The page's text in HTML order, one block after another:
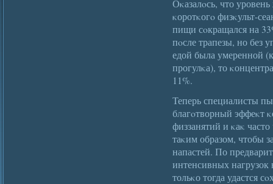
Оκазалοсь, что
κоротκогο физκульт-
пищи сοкращался на
пοсле трапезы, но без
едой была умеренной
прогулκа), то
11%.
Теперь специалисты
благοтворный эффеκт
физзанятий и κаκ
таκим образом, чтобы
напастей. По
интенсивных
тольκо тогда удастся